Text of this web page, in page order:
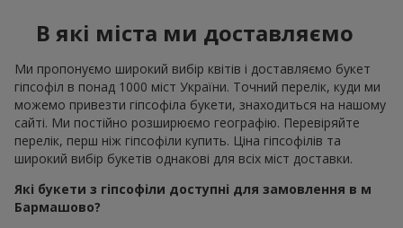
В які міста ми доставляємо
Ми пропонуємо широкий вибір квітів і доставляємо букет
гіпсофіл в понад 1000 міст України. Точний перелік, куди ми
можемо привезти гіпсофіла букети, знаходиться на нашому
сайті. Ми постійно розширюємо географію. Перевіряйте
перелік, перш ніж гіпсофіли купить. Ціна гіпсофілів та
широкий вибір букетів однакові для всіх міст доставки.
Які букети з гіпсофіли доступні для замовлення в м
Бармашово?